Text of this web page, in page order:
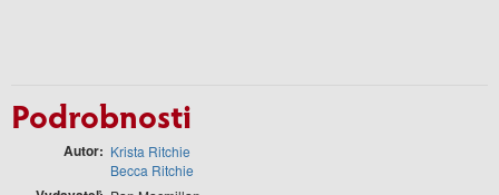
Podrobnosti
Autor
Krista Ritchie
Becca Ritchie